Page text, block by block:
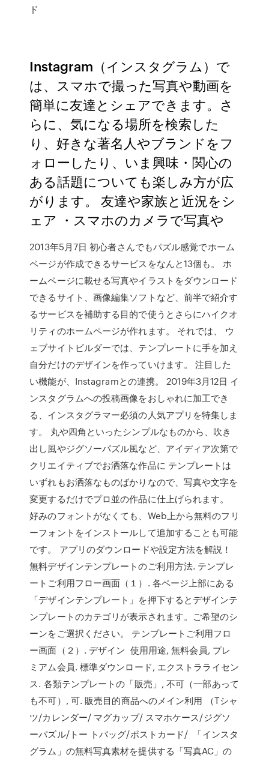
ド
Instagram（インスタグラム）で
は、スマホで撮った写真や動画を
簡単に友達とシェアできます。さ
らに、気になる場所を検索した
り、好きな著名人やブランドをフ
ォローしたり、いま興味・関心の
ある話題についても楽しみ方が広
がります。 友達や家族と近況をシ
ェア ・スマホのカメラで写真や
2013年5月7日 初心者さんでもパズル感覚でホーム
ページが作成できるサービスをなんと13個も。 ホ
ームページに載せる写真やイラストをダウンロード
できるサイト、画像編集ソフトなど、前半で紹介す
るサービスを補助する目的で使うとさらにハイクオ
リティのホームページが作れます。 それでは、 ウ
ェブサイトビルダーでは、テンプレートに手を加え
自分だけのデザインを作っていけます。 注目した
い機能が、Instagramとの連携。 2019年3月12日 イ
ンスタグラムへの投稿画像をおしゃれに加工でき
る、インスタグラマー必須の人気アプリを特集しま
す。 丸や四角といったシンプルなものから、吹き
出し風やジグソーパズル風など、アイディア次第で
クリエイティブでお洒落な作品に テンプレートは
いずれもお洒落なものばかりなので、写真や文字を
変更するだけでプロ並の作品に仕上げられます。
好みのフォントがなくても、Web上から無料のフリ
ーフォントをインストールして追加することも可能
です。 アプリのダウンロードや設定方法を解説！
無料デザインテンプレートのご利用方法. テンプレ
ートご利用フロー画面（１）. 各ページ上部にある
「デザインテンプレート」を押下するとデザインテ
ンプレートのカテゴリが表示されます。ご希望のシ
ーンをご選択ください。 テンプレートご利用フロ
ー画面（２）. デザイン 使用用途, 無料会員, プレ
ミアム会員. 標準ダウンロード, エクストラライセン
ス. 各類テンプレートの「販売」, 不可（一部あって
も不可）, 可. 販売目的商品へのメイン利用 （Tシャ
ツ/カレンダー/ マグカップ/ スマホケース/ジグソ
ーパズル/トー トバッグ/ポストカード/ 「インスタ
グラム」の無料写真素材を提供する「写真AC」の